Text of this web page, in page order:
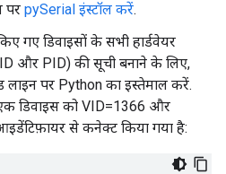
पर pySerial इंस्टॉल करें.
गए डिवाइसों के सभी हार्डवेयर
और PID) की सूची बनाने के लिए,
पर Python का इस्तेमाल करें.
डिवाइस को VID=1366 और
से कनेक्ट किया गया है: